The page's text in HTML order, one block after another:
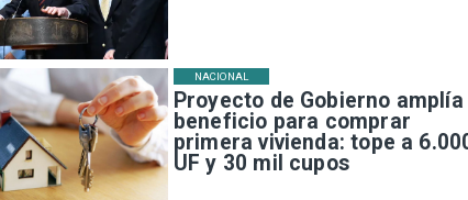
Proyecto de Gobierno amplía
beneficio para comprar
primera vivienda: tope a
UF y 30 mil cupos
NACIONAL